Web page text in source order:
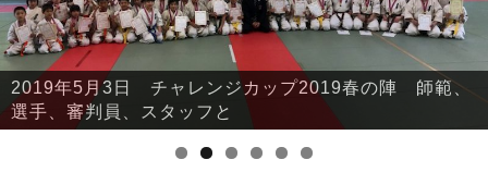
2019年5月3日 チャレンジカップ2019春の陣 師範、
選手、審判員、スタッフと
2019年5月3日 チャレンジカップ2019春の陣 本部・
鈴川